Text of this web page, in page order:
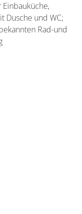
Dusche und WC;
Rad-und